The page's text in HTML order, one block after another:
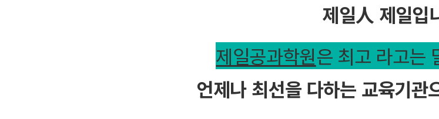
제일人 제일입
제일공과학원은 최고 라고는
언제나 최선을 다하는 교육기관